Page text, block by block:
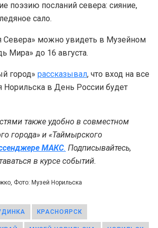
поэзию посланий севера: сияние,
сало.
Севера» можно увидеть в Музейном
Мира» до 16 августа.
город» рассказывал, что вход на все
Норильска в День России будет
также удобно в совместном
города» и «Таймырского
MAКС. Подписывайтесь,
в курсе событий.
Фото: Музей Норильска
КРАСНОЯРСК